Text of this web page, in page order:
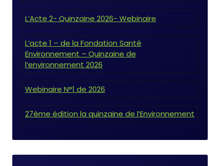
L’Acte 2- Quinzaine 2026- Webinaire
L’acte 1 – de la Fondation Santé
Environnement – Quinzaine de
l’environnement 2026
Webinaire N°1 de 2026
27ème édition la quinzaine de l’Environnement